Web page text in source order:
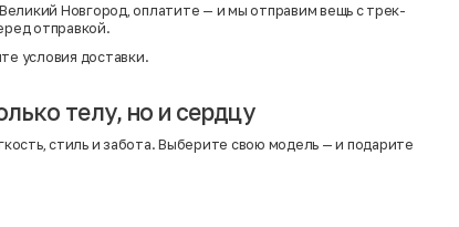
Новгород, оплатите — и мы отправим вещь с трек-
отправкой.
условия доставки.
телу, но и сердцу
стиль и забота. Выберите свою модель — и подарите